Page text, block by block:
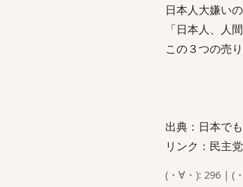
日本人大嫌い
「日本人、人
この３つの売
出典：日本で
リンク：民主
(・∀・): 296 | (